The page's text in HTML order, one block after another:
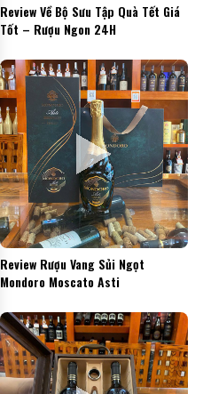
Review Về Bộ Sưu Tập Quà Tết Giá
Tốt – Rượu Ngon 24H
Review Rượu Vang Sủi Ngọt
Mondoro Moscato Asti